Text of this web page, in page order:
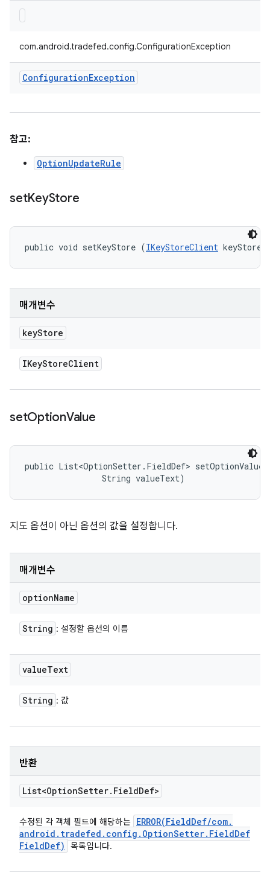
com.android.tradefed.config.ConfigurationException
ConfigurationException
참고:
OptionUpdateRule
setKeyStore
public void setKeyStore (IKeyStoreClient keyStore)
매개변수
keyStore
IKeyStoreClient
setOptionValue
public List<OptionSetter.FieldDef>
                String valueText)
지도 옵션이 아닌 옵션의 값을 설정합니다.
매개변수
optionName
String : 설정할 옵션의 이름
valueText
String : 값
반환
List<OptionSetter. FieldDef>
수정된 각 객체 필드에 해당하는 ERROR(FieldDef/com.
android . tradefed . config . OptionSetter. FieldDef
FieldDef) 목록입니다.